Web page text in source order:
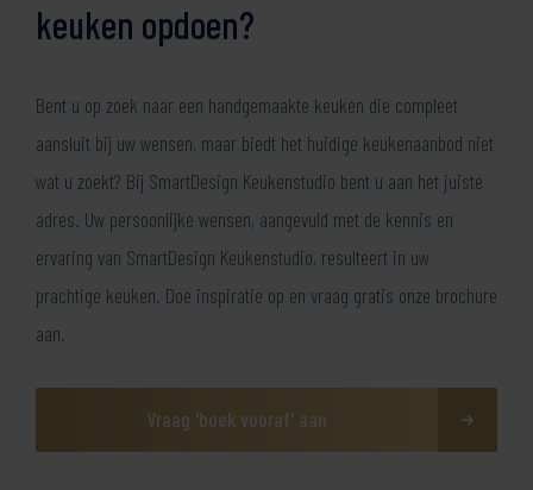
keuken opdoen?
Bent u op zoek naar een handgemaakte keuken die compleet
aansluit bij uw wensen, maar biedt het huidige keukenaanbod niet
wat u zoekt? Bij SmartDesign Keukenstudio bent u aan het juiste
adres. Uw persoonlijke wensen, aangevuld met de kennis en
ervaring van SmartDesign Keukenstudio, resulteert in uw
prachtige keuken. Doe inspiratie op en vraag gratis onze brochure
aan.
Vraag 'boek vooraf' aan